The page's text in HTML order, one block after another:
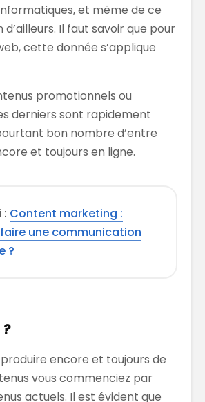
et même de ce
d’ailleurs. Il faut savoir que pour
cette donnée s’applique
promotionnels ou
derniers sont rapidement
bon nombre d’entre
et toujours en ligne.
: Content marketing :
une communication
?
produire encore et toujours de
vous commenciez par
actuels. Il est évident que